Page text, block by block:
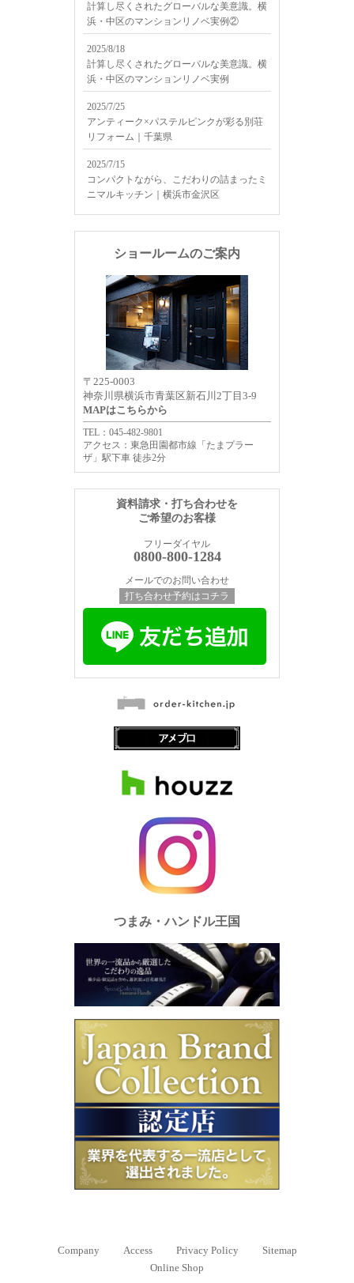
計算し尽くされたグローバルな美意識。横
浜・中区のマンションリノベ実例②
2025/8/18
計算し尽くされたグローバルな美意識。横
浜・中区のマンションリノベ実例
2025/7/25
アンティーク×パステルピンクが彩る別荘
リフォーム｜千葉県
2025/7/15
コンパクトながら、こだわりの詰まったミ
ニマルキッチン｜横浜市金沢区
ショールームのご案内
〒225-0003
神奈川県横浜市青葉区新石川2丁目3-9
MAPはこちらから
TEL：045-482-9801
アクセス：東急田園都市線「たまプラー
ザ」駅下車 徒歩2分
資料請求・打ち合わせを
ご希望のお客様
フリーダイヤル
0800-800-1284
メールでのお問い合わせ
打ち合わせ予約はコチラ
つまみ・ハンドル王国
Company Access Privacy Policy
Sitemap
Online Shop